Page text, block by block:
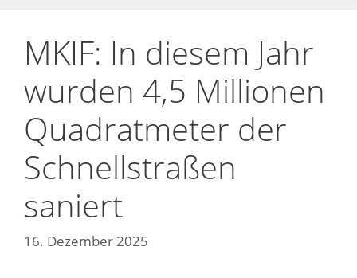
MKIF: In diesem Jahr
wurden 4,5 Millionen
Quadratmeter der
Schnellstraßen
saniert
16. Dezember 2025